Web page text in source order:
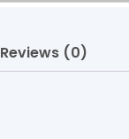
Reviews (0)